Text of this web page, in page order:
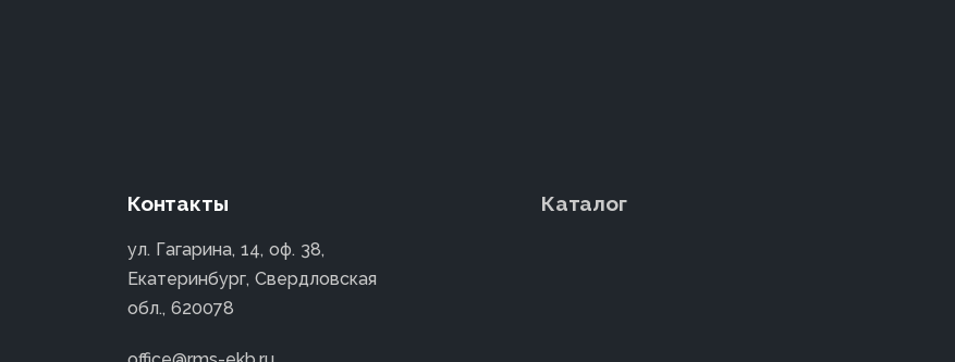
Контакты
ул. Гагарина, 14, оф. 38,
Екатеринбург, Свердловская
обл., 620078
Каталог